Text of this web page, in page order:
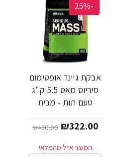
-25%
אבקת גיינר אופטימום
סיריוס מאס 5.5 ק"ג
טעם תות - מבית
₪322.00
₪430.00